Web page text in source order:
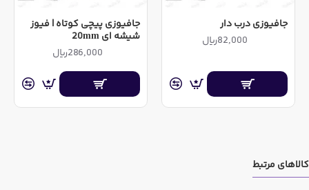
جافیوزی درب دار
82,000ریال
جافیوزی پیچی کوتاه | فیوز
شیشه ای 20mm
286,000ریال
کالاهای مرتبط